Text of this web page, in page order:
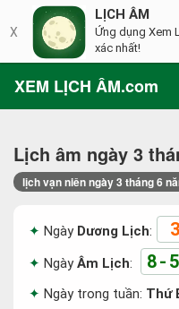
XEM LỊCH ÂM.com
Lịch âm ngày 3
lịch vạn niên ngày 3 tháng 6
Ngày Dương Lịch:
NgàyÂm Lịch: 8-
Ngày trong tuần: Thứ
X
LỊCH ÂM
Ứng dụng Xem
xác nhất!